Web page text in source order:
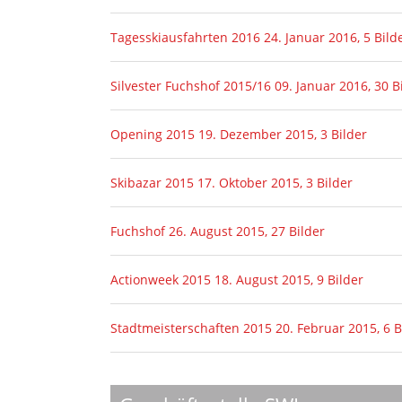
Tagesskiausfahrten 2016 24. Januar 2016, 5
Silvester Fuchshof 2015/16 09. Januar 2016, 30
Opening 2015 19. Dezember 2015, 3 Bilder
Skibazar 2015 17. Oktober 2015, 3 Bilder
Fuchshof26. August 2015, 27 Bilder
Actionweek 2015 18. August 2015, 9 Bilder
Stadtmeisterschaften 2015 20. Februar 2015, 6